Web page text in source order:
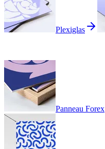
Plexiglas
Panneau Forex